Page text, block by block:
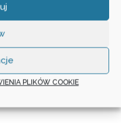
PLIKÓW COOKIE